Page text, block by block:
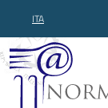
ITA